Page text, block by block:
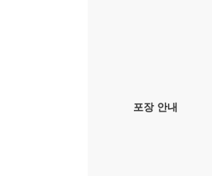
포장 안내